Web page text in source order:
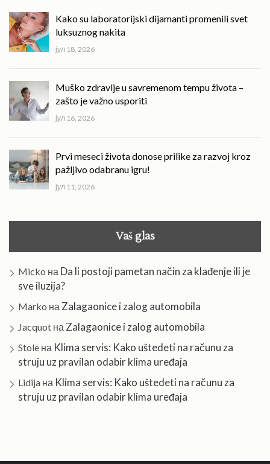
Kako su laboratorijski dijamanti promenili svet
luksuznog nakita
јул 18, 2026
Muško zdravlje u savremenom tempu života –
zašto je važno usporiti
јул 16, 2026
Prvi meseci života donose prilike za razvoj kroz
pažljivo odabranu igru!
јул 11, 2026
Vaš glas
Micko на Da li postoji pametan način za klađenje ili je
sve iluzija?
Marko на Zalagaonice i zalog automobila
Jacquot на Zalagaonice i zalog automobila
Stole на Klima servis: Kako uštedeti na računu za
struju uz pravilan odabir klima uređaja
Lidija на Klima servis: Kako uštedeti na računu za
struju uz pravilan odabir klima uređaja